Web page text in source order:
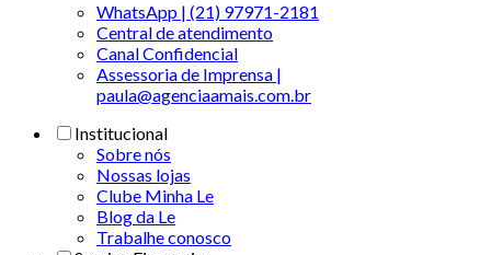
WhatsApp | (21) 97971-2181
Central de atendimento
Canal Confidencial
Assessoria de Imprensa |
paula@agenciaamais.com.br
Institucional
Sobre nós
Nossas lojas
Clube Minha Le
Blog da Le
Trabalhe conosco